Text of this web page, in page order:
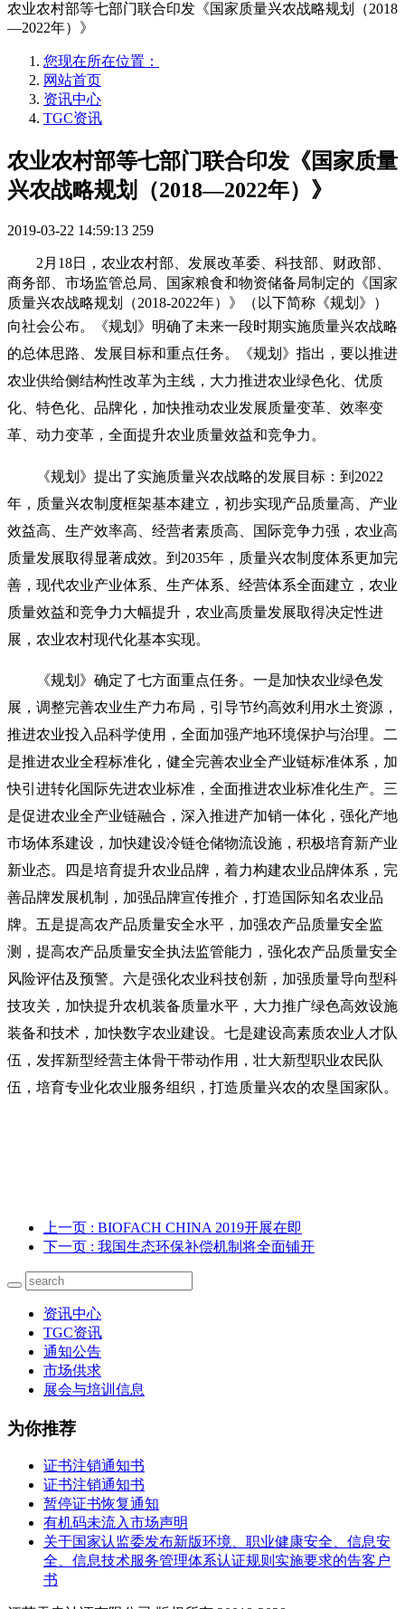
农业农村部等七部门联合印发《国家质量兴农战略规划（2018
—2022年）》
您现在所在位置：
网站首页
资讯中心
TGC资讯
农业农村部等七部门联合印发《国家质量
兴农战略规划（2018—2022年）》
2019-03-22 14:59:13 259
2月18日，农业农村部、发展改革委、科技部、财政部、
商务部、市场监管总局、国家粮食和物资储备局制定的《国家
质量兴农战略规划（2018-2022年）》（以下简称《规划》）
向社会公布。 《规划》 明确了未来一段时期实施质量兴农战略
的总体思路、发展目标和重点任务。《规划》指出，要以推进
农业供给侧结构性改革为主线，大力推进农业绿色化、优质
化、特色化、品牌化，加快推动农业发展质量变革、效率变
革、动力变革，全面提升农业质量效益和竞争力。
《规划》提出了实施质量兴农战略的发展目标：到2022
年，质量兴农制度框架基本建立，初步实现产品质量高、产业
效益高、生产效率高、经营者素质高、国际竞争力强，农业高
质量发展取得显著成效。到2035年，质量兴农制度体系更加完
善，现代农业产业体系、生产体系、经营体系全面建立，农业
质量效益和竞争力大幅提升，农业高质量发展取得决定性进
展，农业农村现代化基本实现。
《规划》确定了七方面重点任务。一是加快农业绿色发
展，调整完善农业生产力布局，引导节约高效利用水土资源，
推进农业投入品科学使用，全面加强产地环境保护与治理。二
是推进农业全程标准化，健全完善农业全产业链标准体系，加
快引进转化国际先进农业标准，全面推进农业标准化生产。三
是促进农业全产业链融合，深入推进产加销一体化，强化产地
市场体系建设，加快建设冷链仓储物流设施，积极培育新产业
新业态。四是培育提升农业品牌，着力构建农业品牌体系，完
善品牌发展机制，加强品牌宣传推介，打造国际知名农业品
牌。五是提高农产品质量安全水平，加强农产品质量安全监
测，提高农产品质量安全执法监管能力，强化农产品质量安全
风险评估及预警。六是强化农业科技创新，加强质量导向型科
技攻关，加快提升农机装备质量水平，大力推广绿色高效设施
装备和技术，加快数字农业建设。七是建设高素质农业人才队
伍，发挥新型经营主体骨干带动作用，壮大新型职业农民队
伍，培育专业化农业服务组织，打造质量兴农的农垦国家队。
上一页 : BIOFACH CHINA 2019开展在即
下一页 : 我国生态环保补偿机制将全面铺开
资讯中心
TGC资讯
通知公告
市场供求
展会与培训信息
为你推荐
证书注销通知书
证书注销通知书
暂停证书恢复通知
有机码未流入市场声明
关于国家认监委发布新版环境、职业健康安全、信息安
全、信息技术服务管理体系认证规则实施要求的告客户
书